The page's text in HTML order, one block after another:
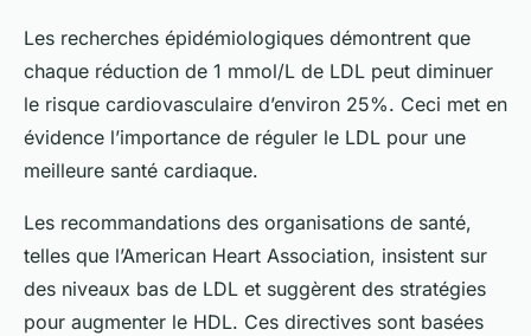
Les recherches épidémiologiques démontrent que
chaque réduction de 1 mmol/L de LDL peut diminuer
le risque cardiovasculaire d’environ 25%. Ceci met en
évidence l’importance de réguler le LDL pour une
meilleure santé cardiaque.
Les recommandations des organisations de santé,
telles que l’American Heart Association, insistent sur
des niveaux bas de LDL et suggèrent des stratégies
pour augmenter le HDL. Ces directives sont basées